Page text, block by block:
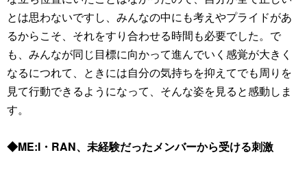
とは思わないですし、みんなの中にも考えやプライドがあ
るからこそ、それをすり合わせる時間も必要でした。で
も、みんなが同じ目標に向かって進んでいく感覚が大きく
なるにつれて、ときには自分の気持ちを抑えてでも周りを
見て行動できるようになって、そんな姿を見ると感動しま
す。
◆ME:I・RAN、未経験だったメンバーから受ける刺激